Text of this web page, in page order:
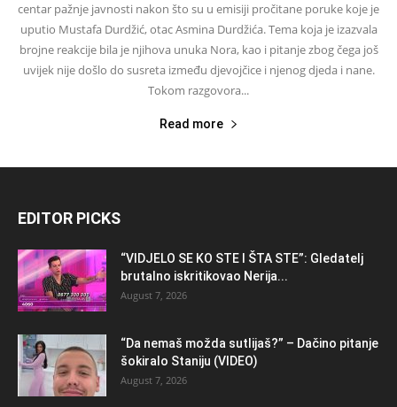
centar pažnje javnosti nakon što su u emisiji pročitane poruke koje je
uputio Mustafa Durdžić, otac Asmina Durdžića. Tema koja je izazvala
brojne reakcije bila je njihova unuka Nora, kao i pitanje zbog čega još
uvijek nije došlo do susreta između djevojčice i njenog djeda i nane.
Tokom razgovora...
Read more
EDITOR PICKS
“VIDJELO SE KO STE I ŠTA STE”: Gledatelj
brutalno iskritikovao Nerija...
August 7, 2026
“Da nemaš možda sutlijaš?” – Dačino pitanje
šokiralo Staniju (VIDEO)
August 7, 2026